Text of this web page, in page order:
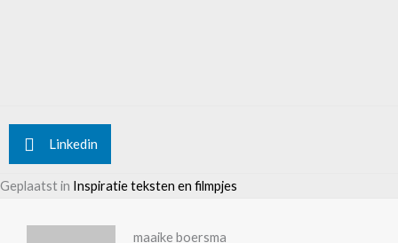
Linkedin
Geplaatst in Inspiratie teksten en filmpjes
maaike boersma